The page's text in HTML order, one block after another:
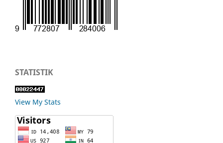
STATISTIK
View My Stats